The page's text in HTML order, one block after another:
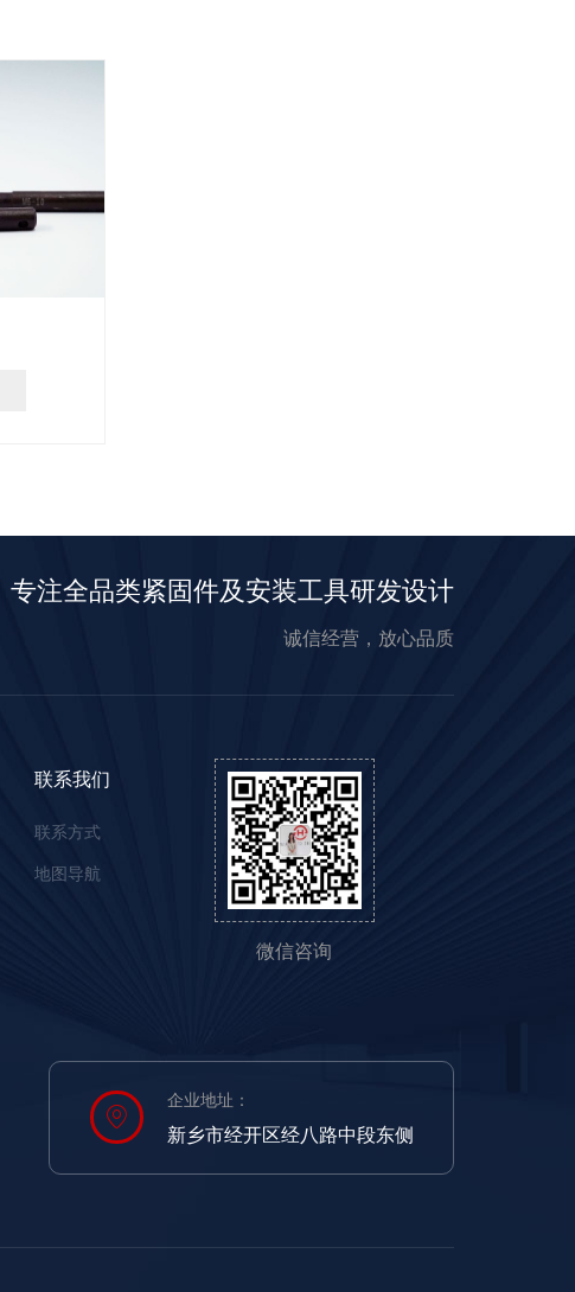
专注全品类紧固件及安装工具研发设计
诚信经营，放心品质
联系我们
联系方式
地图导航
微信咨询
企业地址：
新乡市经开区经八路中段东侧